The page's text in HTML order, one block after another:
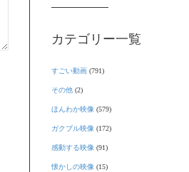
カテゴリー一覧
すごい動画 (791)
その他 (2)
ほんわか映像 (579)
ガクブル映像 (172)
感動する映像 (91)
懐かしの映像 (15)